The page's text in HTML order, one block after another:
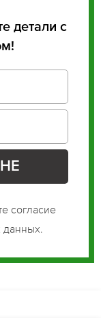
детали с
согласие
данных.